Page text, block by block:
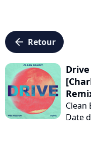
arrow_left Retour
Clean
Date